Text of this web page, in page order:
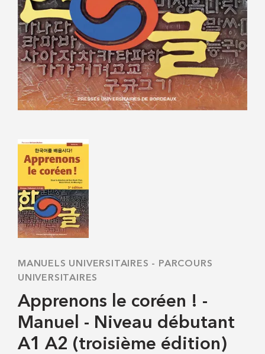
MANUELS UNIVERSITAIRES -
PARCOURS
UNIVERSITAIRES
Apprenons le coréen ! -
Manuel - Niveau débutant
A1 A2 (troisième édition)